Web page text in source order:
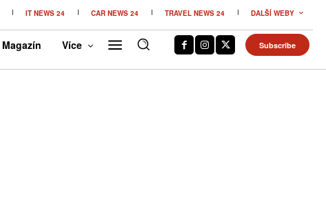
IT NEWS 24 CAR NEWS 24 TRAVEL NEWS 24 DALŠÍ WEBY
Magazín Více Subscribe